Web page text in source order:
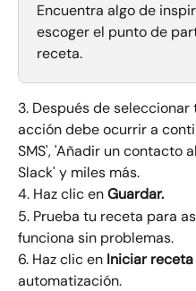
Encuentra algo de
escoger el punto de
receta.
3. Después de
acción debe ocurrir a
SMS', 'Añadir un contacto
Slack' y miles más.
4. Haz clic en Guardar.
5. Prueba tu receta para
funciona sin problemas.
6. Haz clic en Iniciar receta
automatización.